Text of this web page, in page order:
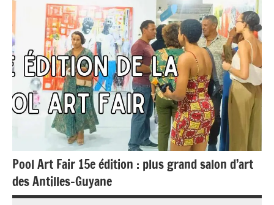
Caraïbe
Culture
Guadeloupe
Martinique
Outremer
Tourisme
Pool Art Fair 15e édition : plus grand salon d’art
des Antilles-Guyane